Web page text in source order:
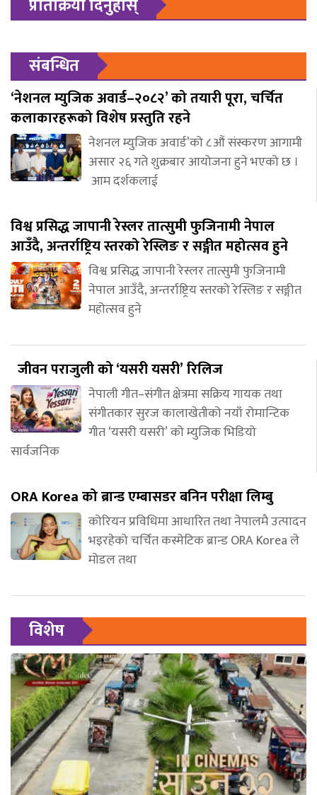
प्रतिक्रिया दिनुहोस्
संबन्धित
‘नेशनल म्युजिक अवार्ड–२०८२’ को तयारी पूरा, चर्चित
कलाकारहरूको विशेष प्रस्तुति रहने
नेशनल म्युजिक अवार्ड’को ८औं संस्करण आगामी
असार २६ गते शुक्रबार आयोजना हुने भएको छ ।
आम दर्शकलाई
विश्व प्रसिद्ध जापानी रेस्लर तात्सुमी फुजिनामी नेपाल
आउँदै, अन्तर्राष्ट्रिय स्तरको रेस्लिङ र सङ्गीत महोत्सव हुने
विश्व प्रसिद्ध जापानी रेस्लर तात्सुमी फुजिनामी
नेपाल आउँदै, अन्तर्राष्ट्रिय स्तरको रेस्लिङ र सङ्गीत
महोत्सव हुने
जीवन पराजुली को ‘यसरी यसरी’ रिलिज
नेपाली गीत–संगीत क्षेत्रमा सक्रिय गायक तथा
संगीतकार सुरज कालाखेतीको नयाँ रोमान्टिक
गीत ‘यसरी यसरी’ को म्युजिक भिडियो
सार्वजनिक
ORA Korea को ब्रान्ड एम्बासडर बनिन परीक्षा लिम्बु
कोरियन प्रविधिमा आधारित तथा नेपालमै उत्पादन
भइरहेको चर्चित कस्मेटिक ब्रान्ड ORA Korea ले
मोडल तथा
विशेष